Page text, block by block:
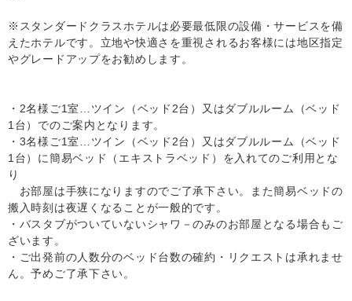
※スタンダードクラスホテルは必要最低限の設備・サービスを備
えたホテルです。立地や快適さを重視されるお客様には地区指定
やグレードアップをお勧めします。
・2名様ご1室…ツイン（ベッド2台）又はダブルルーム（ベッド
1台）でのご案内となります。
・3名様ご1室…ツイン（ベッド2台）又はダブルルーム（ベッド
1台）に簡易ベッド（エキストラベッド）を入れてのご利用とな
り
お部屋は手狭になりますのでご了承下さい。また簡易ベッドの
搬入時刻は夜遅くなることが一般的です。
・バスタブがついていないシャワ－のみのお部屋となる場合もご
ざいます。
・ご出発前の人数分のベッド台数の確約・リクエストは承れませ
ん。予めご了承下さい。